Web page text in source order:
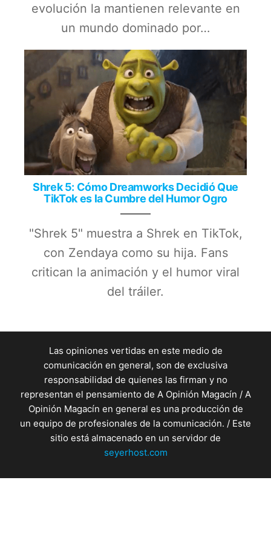
evolución la mantienen relevante en
un mundo dominado por…
Shrek 5: Cómo Dreamworks Decidió Que
TikTok es la Cumbre del Humor Ogro
"Shrek 5" muestra a Shrek en TikTok,
con Zendaya como su hija. Fans
critican la animación y el humor viral
del tráiler.
Las opiniones vertidas en este medio de
comunicación en general, son de exclusiva
responsabilidad de quienes las firman y no
representan el pensamiento de A Opinión Magacín / A
Opinión Magacín en general es una producción de
un equipo de profesionales de la comunicación. / Este
sitio está almacenado en un servidor de
seyerhost.com